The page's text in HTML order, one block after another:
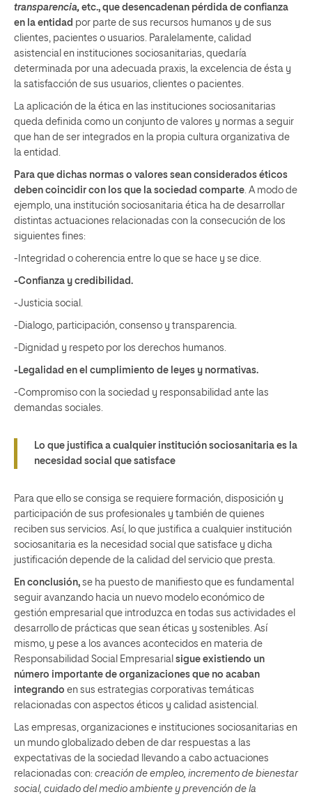
transparencia, etc., que desencadenan pérdida de confianza
en la entidad por parte de sus recursos humanos y de sus
clientes, pacientes o usuarios. Paralelamente, calidad
asistencial en instituciones sociosanitarias, quedaría
determinada por una adecuada praxis, la excelencia de ésta y
la satisfacción de sus usuarios, clientes o pacientes.
La aplicación de la ética en las instituciones sociosanitarias
queda definida como un conjunto de valores y normas a seguir
que han de ser integrados en la propia cultura organizativa de
la entidad.
Para que dichas normas o valores sean considerados éticos
deben coincidir con los que la sociedad comparte. A modo de
ejemplo, una institución sociosanitaria ética ha de desarrollar
distintas actuaciones relacionadas con la consecución de los
siguientes fines:
-Integridad o coherencia entre lo que se hace y se dice.
-Confianza y credibilidad.
-Justicia social.
-Dialogo, participación, consenso y transparencia.
-Dignidad y respeto por los derechos humanos.
-Legalidad en el cumplimiento de leyes y normativas.
-Compromiso con la sociedad y responsabilidad ante las
demandas sociales.
Lo que justifica a cualquier institución sociosanitaria es la
necesidad social que satisface
Para que ello se consiga se requiere formación, disposición y
participación de sus profesionales y también de quienes
reciben sus servicios. Así, lo que justifica a cualquier institución
sociosanitaria es la necesidad social que satisface y dicha
justificación depende de la calidad del servicio que presta.
En conclusión, se ha puesto de manifiesto que es fundamental
seguir avanzando hacia un nuevo modelo económico de
gestión empresarial que introduzca en todas sus actividades el
desarrollo de prácticas que sean éticas y sostenibles. Así
mismo, y pese a los avances acontecidos en materia de
Responsabilidad Social Empresarial sigue existiendo un
número importante de organizaciones que no acaban
integrando en sus estrategias corporativas temáticas
relacionadas con aspectos éticos y calidad asistencial.
Las empresas, organizaciones e instituciones sociosanitarias en
un mundo globalizado deben de dar respuestas a las
expectativas de la sociedad llevando a cabo actuaciones
relacionadas con: creación de empleo, incremento de bienestar
social, cuidado del medio ambiente y prevención de la